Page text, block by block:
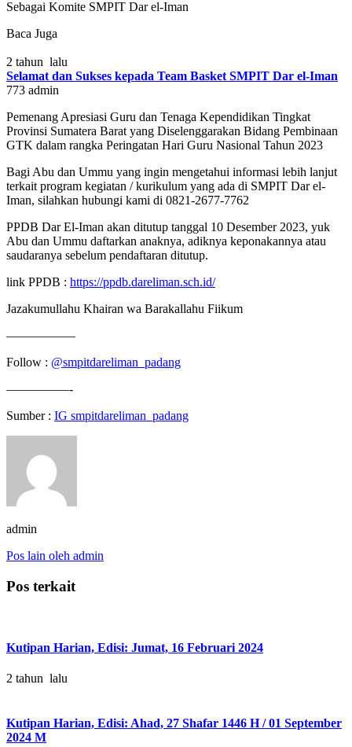
Sebagai Komite SMPIT Dar el-Iman
Baca Juga
2 tahun lalu
Selamat dan Sukses kepada Team Basket SMPIT Dar el-Iman
773 admin
Pemenang Apresiasi Guru dan Tenaga Kependidikan Tingkat
Provinsi Sumatera Barat yang Diselenggarakan Bidang Pembinaan
GTK dalam rangka Peringatan Hari Guru Nasional Tahun 2023
Bagi Abu dan Ummu yang ingin mengetahui informasi lebih lanjut
terkait program kegiatan / kurikulum yang ada di SMPIT Dar el-
Iman, silahkan hubungi kami di 0821-2677-7762
PPDB Dar El-Iman akan ditutup tanggal 10 Desember 2023, yuk
Abu dan Ummu daftarkan anaknya, adiknya keponakannya atau
saudaranya sebelum pendaftaran ditutup.
link PPDB : https://ppdb.dareliman.sch.id/
Jazakumullahu Khairan wa Barakallahu Fiikum
—————–
Follow : @smpitdareliman_padang
—————-
Sumber : IG smpitdareliman_padang
admin
Pos lain oleh admin
Pos terkait
Kutipan Harian, Edisi: Jumat, 16 Februari 2024
2 tahun lalu
Kutipan Harian, Edisi: Ahad, 27 Shafar 1446 H / 01 September
2024 M